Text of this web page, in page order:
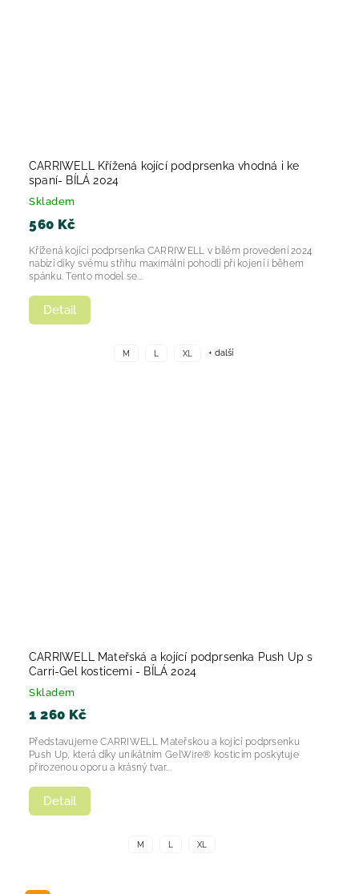
CARRIWELL Křížená kojící podprsenka vhodná i ke
spaní- BÍLÁ 2024
Skladem
560 Kč
Detail
Křížená kojící podprsenka CARRIWELL v bílém provedení 2024
nabízí díky svému střihu maximální pohodlí při kojení i během
spánku. Tento model se...
M L XL + další
CARRIWELL Mateřská a kojící podprsenka Push Up s
Carri-Gel kosticemi - BÍLÁ 2024
Skladem
1 260 Kč
Detail
Představujeme CARRIWELL Mateřskou a kojící podprsenku
Push Up, která díky unikátním GelWire® kosticím poskytuje
přirozenou oporu a krásný tvar...
M XL